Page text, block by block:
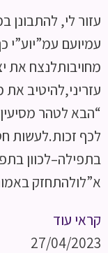
עזור לי,
עמיועם עמ”יוע”י
מחויבותלנצח את
עזריני,להיטיב
“הבא לטהר מסיעין
לכף זכות.לעשות
א”לולהתחזק
קראי עוד
27/04/2023